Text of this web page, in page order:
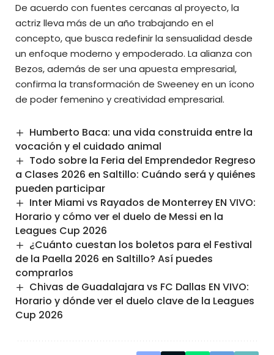
De acuerdo con fuentes cercanas al proyecto, la
actriz lleva más de un año trabajando en el
concepto, que busca redefinir la sensualidad desde
un enfoque moderno y empoderado. La alianza con
Bezos, además de ser una apuesta empresarial,
confirma la transformación de Sweeney en un ícono
de poder femenino y creatividad empresarial.
Humberto Baca: una vida construida entre la
vocación y el cuidado animal
Todo sobre la Feria del Emprendedor Regreso
a Clases 2026 en Saltillo: Cuándo será y quiénes
pueden participar
Inter Miami vs Rayados de Monterrey EN VIVO:
Horario y cómo ver el duelo de Messi en la
Leagues Cup 2026
¿Cuánto cuestan los boletos para el Festival
de la Paella 2026 en Saltillo? Así puedes
comprarlos
Chivas de Guadalajara vs FC Dallas EN VIVO:
Horario y dónde ver el duelo clave de la Leagues
Cup 2026